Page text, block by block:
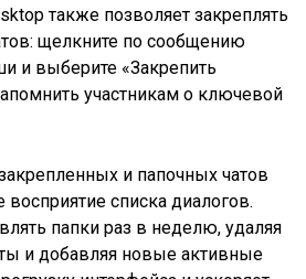
также позволяет закреплять
щелкните по сообщению
и выберите «Закрепить
участникам о ключевой
и папочных чатов
восприятие списка диалогов.
папки раз в неделю, удаляя
и добавляя новые активные